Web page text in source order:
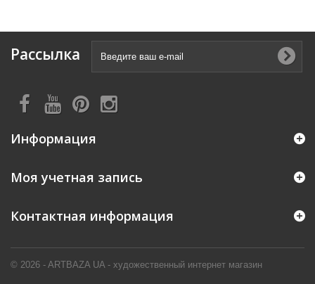
Рассылка
Информация
© 2026 - ARTBAZA UA - художественный интернет магазин
Моя учетная запись
Контактная информация